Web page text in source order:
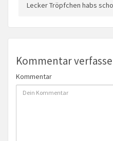
Lecker Tröpfchen habs
Kommentar
Kommentar